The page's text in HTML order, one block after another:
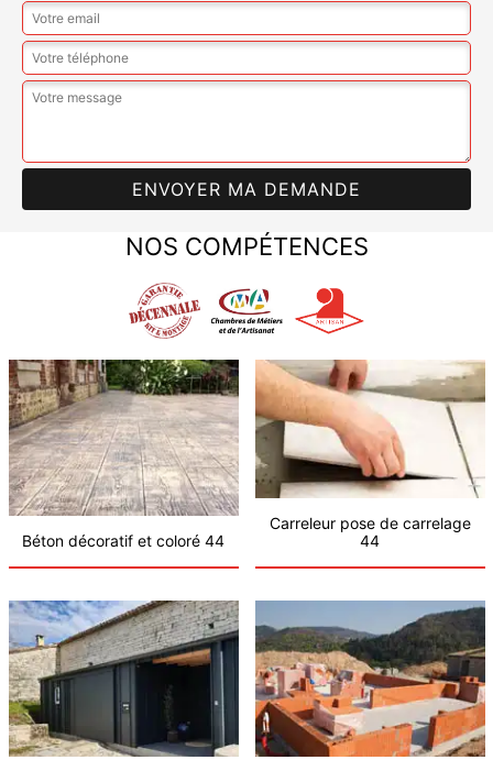
NOS COMPÉTENCES
Béton décoratif et coloré 44
Carreleur pose de carrelage
44